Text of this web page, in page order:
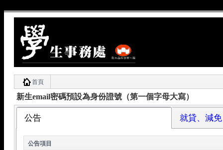
首頁
新生email密碼預設為身份證號（第一個字母大寫）
公告 就貸、減
公告項目